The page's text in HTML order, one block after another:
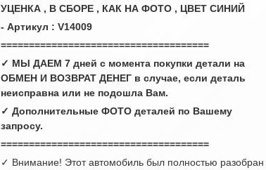
УЦЕНКА , В СБОРЕ , КАК НА ФОТО , ЦВЕТ СИНИЙ
- Артикул : V14009
=====================================
✓ МЫ ДАЕМ 7 дней с момента покупки детали на
ОБМЕН И ВОЗВРАТ ДЕНЕГ в случае, если деталь
неисправна или не подошла Вам.
✓ Дополнительные ФОТО деталей по Вашему
запросу.
=====================================
✓ Внимание! Этот автомобиль был полностью разобран